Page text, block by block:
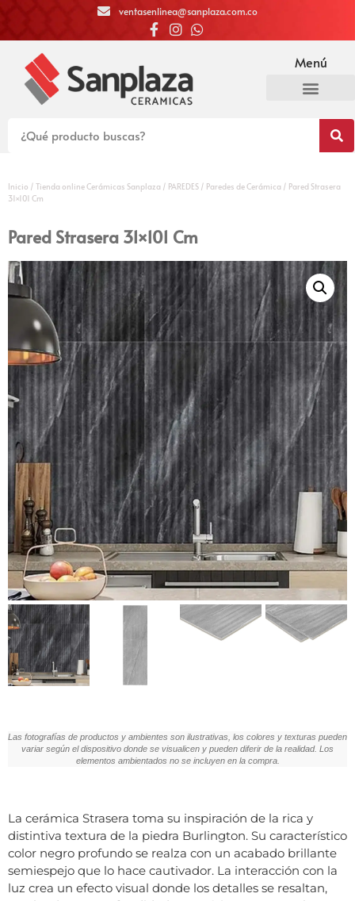
ventasenlinea@sanplaza.com.co
Menú
Inicio / Tienda online Cerámicas Sanplaza / PAREDES / Paredes de Cerámica / Pared Strasera
31×101 Cm
Pared Strasera 31×101 Cm
Las fotografías de productos y ambientes son ilustrativas, los colores y texturas pueden
variar según el dispositivo donde se visualicen y pueden diferir de la realidad. Los
elementos ambientados no se incluyen en la compra.
La cerámica Strasera toma su inspiración de la rica y
distintiva textura de la piedra Burlington. Su característico
color negro profundo se realza con un acabado brillante
semiespejo que lo hace cautivador. La interacción con la
luz crea un efecto visual donde los detalles se resaltan,